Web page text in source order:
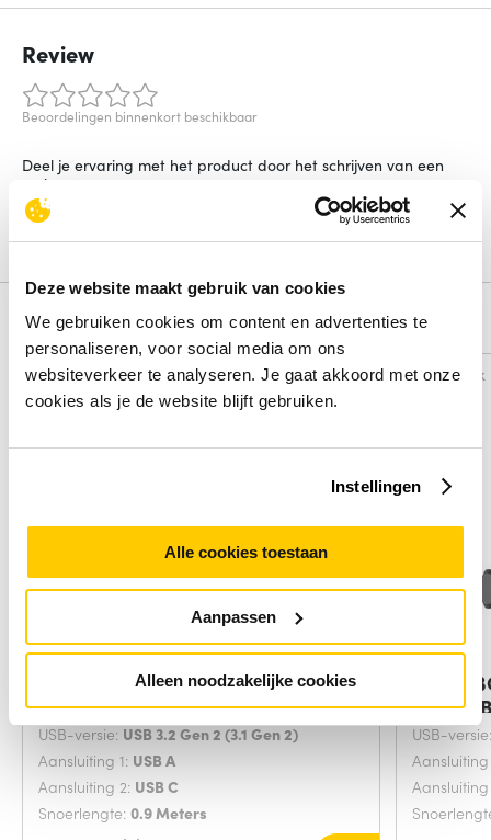
Deze website maakt gebruik van cookies
We gebruiken cookies om content en advertenties te
personaliseren, voor social media om ons
websiteverkeer te analyseren. Je gaat akkoord met onze
cookies als je de website blijft gebruiken.
Instellingen
Alle cookies toestaan
Aanpassen
Alleen noodzakelijke cookies
Review
Beoordelingen binnenkort beschikbaar
Deel je ervaring met het product door het schrijven van een
review.
Schrijf een review
Alternatieven
Vergelijk
Belkin USB-A - USB-C, 0.9m USB-
kabel USB
USB-versie: USB 3.2 Gen 2 (3.1 Gen 2)
Aansluiting 1: USB A
Aansluiting 2: USB C
Snoerlengte: 0.9 Meters
Vergelijk
Belkin
Flex
USB-